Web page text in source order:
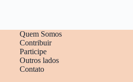
Quem Somos
Contribuir
Participe
Outros lados
Contato